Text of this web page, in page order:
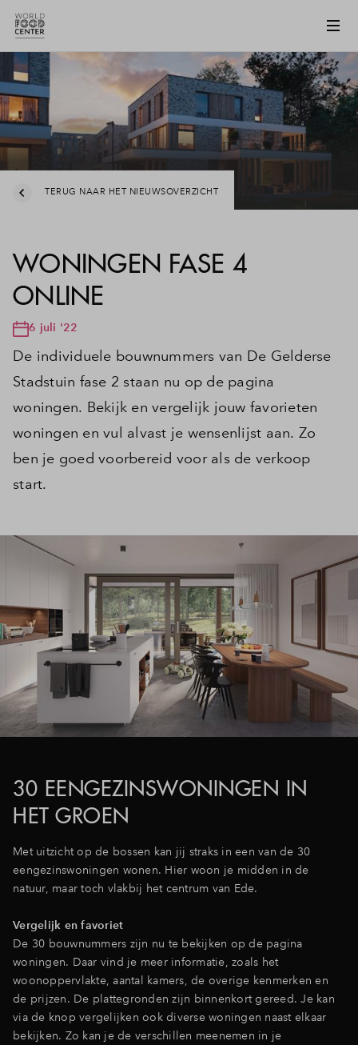
Inloggen
TERUG NAAR HET NIEUWSOVERZICHT
WONINGEN FASE 4
ONLINE
6 juli '22
De individuele bouwnummers van De Gelderse
Stadstuin fase 2 staan nu op de pagina
woningen. Bekijk en vergelijk jouw favorieten
woningen en vul alvast je wensenlijst aan. Zo
ben je goed voorbereid voor als de verkoop
start.
30 EENGEZINSWONINGEN IN
HET GROEN
Met uitzicht op de bossen kan jij straks in een van de 30
eengezinswoningen wonen. Hier woon je midden in de
natuur, maar toch vlakbij het centrum van Ede.
Vergelijk en favoriet
De 30 bouwnummers zijn nu te bekijken op de pagina
woningen. Daar vind je meer informatie, zoals het
woonoppervlakte, aantal kamers, de overige kenmerken en
de prijzen. De plattegronden zijn binnenkort gereed. Je kan
via de knop vergelijken ook diverse woningen naast elkaar
bekijken. Zo kan je de verschillen meenemen in je